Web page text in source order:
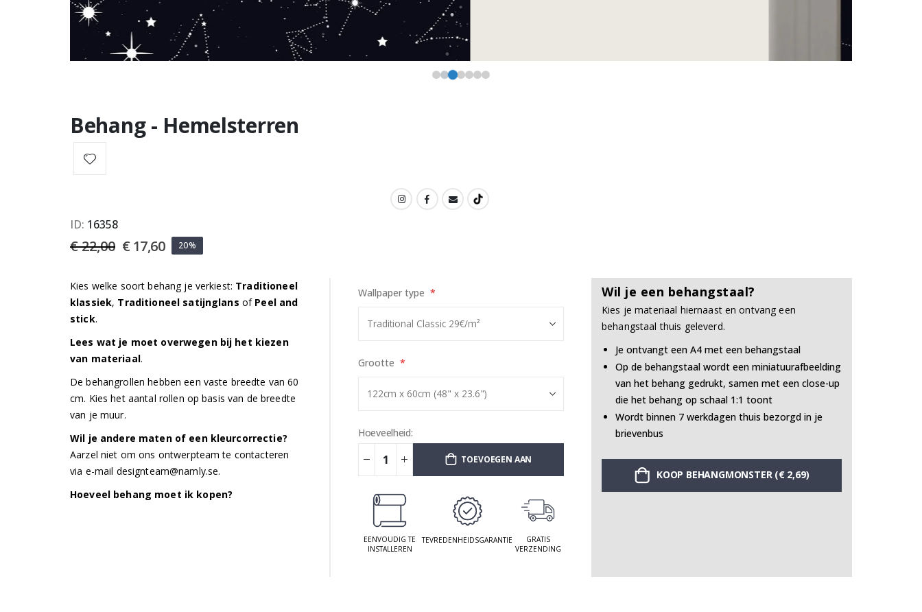
Behang - Hemelsterren
ID 16358
€ 22,00 € 17,60 20%
Kies welke soort behang je verkiest: Traditioneel
klassiek, Traditioneel satijnglans of Peel and
stick.
Lees wat je moet overwegen bij het kiezen
van materiaal.
De behangrollen hebben een vaste breedte van 60
cm. Kies het aantal rollen op basis van de breedte
van je muur.
Wil je andere maten of een kleurcorrectie?
Aarzel niet om ons ontwerpteam te contacteren
via e-mail designteam@namly.se.
Hoeveel behang moet ik kopen?
Wallpaper type
Grootte
Hoeveelheid:
TOEVOEGEN AAN
EENVOUDIG TE
INSTALLEREN
TEVREDENHEIDSGARANTIE
GRATIS
VERZENDING
Wil je een behangstaal?
Kies je materiaal hiernaast en ontvang een
behangstaal thuis geleverd.
Je ontvangt een A4 met een behangstaal
Op de behangstaal wordt een miniatuurafbeelding
van het behang gedrukt, samen met een close-up
die het behang op schaal 1:1 toont
Wordt binnen 7 werkdagen thuis bezorgd in je
brievenbus
KOOP BEHANGMONSTER (€ 2,69)